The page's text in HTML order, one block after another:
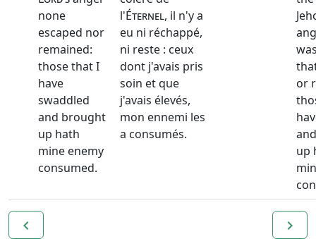
none
escaped nor
remained:
those that I
have
swaddled
and brought
up hath
mine enemy
consumed.
l'Éternel, il n'y a
eu ni réchappé,
ni reste : ceux
dont j'avais pris
soin et que
j'avais élevés,
mon ennemi les
a consumés.
or
up
navigate_before navigate_next